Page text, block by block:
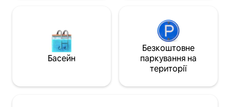
Басейн
Безкоштовне
паркування на
території